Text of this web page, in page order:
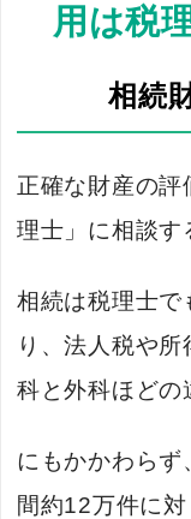
用は税
相続
正確な財産の
理士」に相談す
相続は税理士で
り、法人税や
科と外科ほどの
にもかかわら
間約12万件に